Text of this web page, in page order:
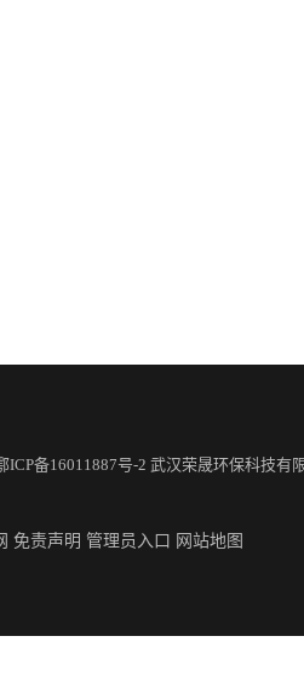
ICP备16011887号-2 武汉荣晟环保科技有
免责声明 管理员入口 网站地图